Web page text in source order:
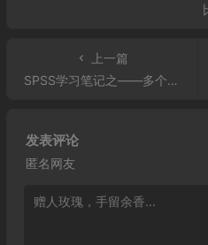
上一篇
SPSS学习笔记之——多个独立样本的非参数检验（Cruskal-Wallis秩和检验）
发表评论
匿名网友